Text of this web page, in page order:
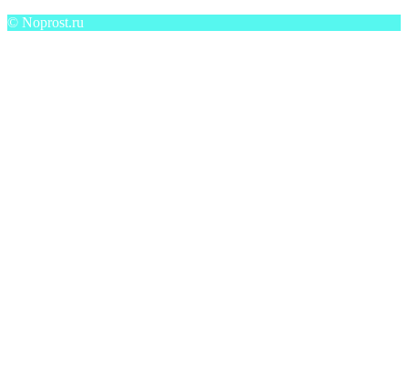
© Noprost.ru